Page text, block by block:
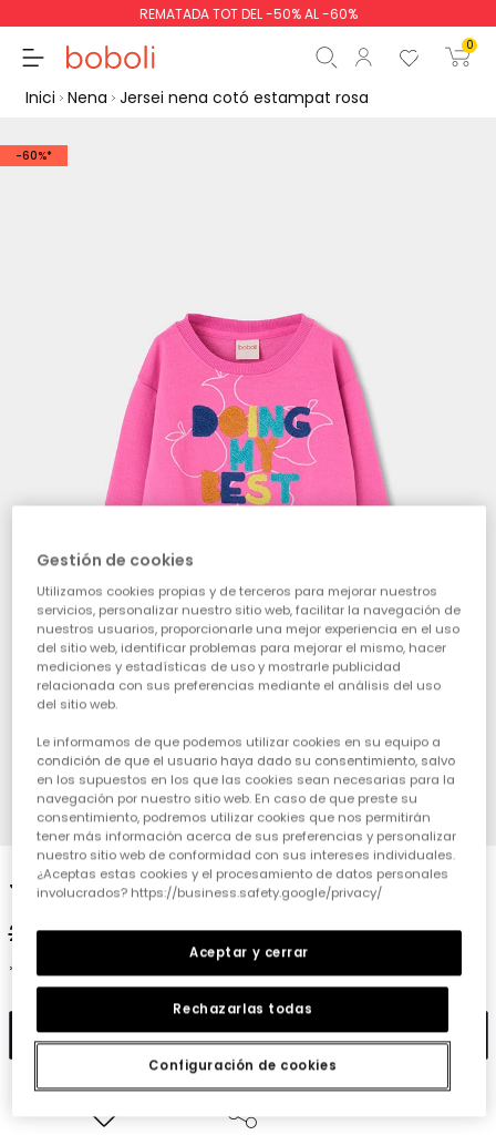
REMATADA TOT DEL -50% AL -60%
0
Començar la
Inici Nena Jersei nena cotó estampat rosa
-60%*
1 2 3 4
Jersei nena cotó estampat rosa
29,95 € 14,95 € 11,95 €
*Descuento aplicado sobre precio de temporada
Afegir
Gestión de cookies
Utilizamos cookies propias y de terceros para mejorar nuestros
servicios, personalizar nuestro sitio web, facilitar la navegación de
nuestros usuarios, proporcionarle una mejor experiencia en el uso
del sitio web, identificar problemas para mejorar el mismo, hacer
mediciones y estadísticas de uso y mostrarle publicidad
relacionada con sus preferencias mediante el análisis del uso
del sitio web.
Le informamos de que podemos utilizar cookies en su equipo a
condición de que el usuario haya dado su consentimiento, salvo
en los supuestos en los que las cookies sean necesarias para la
navegación por nuestro sitio web. En caso de que preste su
consentimiento, podremos utilizar cookies que nos permitirán
tener más información acerca de sus preferencias y personalizar
nuestro sitio web de conformidad con sus intereses individuales.
¿Aceptas estas cookies y el procesamiento de datos personales
involucrados? https://business.safety.google/privacy/
Configuración de cookies
Rechazarlas todas
Aceptar y cerrar